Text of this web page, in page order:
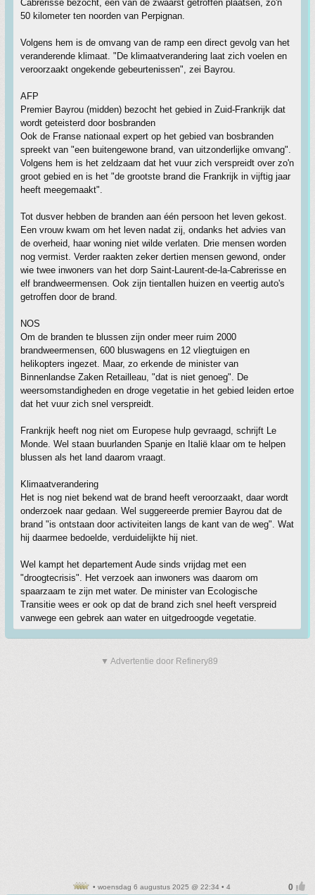
Cabrerisse bezocht, een van de zwaarst getroffen plaatsen, zo'n
50 kilometer ten noorden van Perpignan.
Volgens hem is de omvang van de ramp een direct gevolg van het
veranderende klimaat. "De klimaatverandering laat zich voelen en
veroorzaakt ongekende gebeurtenissen", zei Bayrou.
AFP
Premier Bayrou (midden) bezocht het gebied in Zuid-Frankrijk dat
wordt geteisterd door bosbranden
Ook de Franse nationaal expert op het gebied van bosbranden
spreekt van "een buitengewone brand, van uitzonderlijke omvang".
Volgens hem is het zeldzaam dat het vuur zich verspreidt over zo'n
groot gebied en is het "de grootste brand die Frankrijk in vijftig jaar
heeft meegemaakt".
Tot dusver hebben de branden aan één persoon het leven gekost.
Een vrouw kwam om het leven nadat zij, ondanks het advies van
de overheid, haar woning niet wilde verlaten. Drie mensen worden
nog vermist. Verder raakten zeker dertien mensen gewond, onder
wie twee inwoners van het dorp Saint-Laurent-de-la-Cabrerisse en
elf brandweermensen. Ook zijn tientallen huizen en veertig auto's
getroffen door de brand.
NOS
Om de branden te blussen zijn onder meer ruim 2000
brandweermensen, 600 bluswagens en 12 vliegtuigen en
helikopters ingezet. Maar, zo erkende de minister van
Binnenlandse Zaken Retailleau, "dat is niet genoeg". De
weersomstandigheden en droge vegetatie in het gebied leiden ertoe
dat het vuur zich snel verspreidt.
Frankrijk heeft nog niet om Europese hulp gevraagd, schrijft Le
Monde. Wel staan buurlanden Spanje en Italië klaar om te helpen
blussen als het land daarom vraagt.
Klimaatverandering
Het is nog niet bekend wat de brand heeft veroorzaakt, daar wordt
onderzoek naar gedaan. Wel suggereerde premier Bayrou dat de
brand "is ontstaan door activiteiten langs de kant van de weg". Wat
hij daarmee bedoelde, verduidelijkte hij niet.
Wel kampt het departement Aude sinds vrijdag met een
"droogtecrisis". Het verzoek aan inwoners was daarom om
spaarzaam te zijn met water. De minister van Ecologische
Transitie wees er ook op dat de brand zich snel heeft verspreid
vanwege een gebrek aan water en uitgedroogde vegetatie.
▼ Advertentie door Refinery89
• woensdag 6 augustus 2025 @ 22:34 • 4